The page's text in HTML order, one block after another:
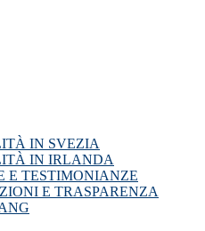
IN SVEZIA
IN IRLANDA
E TESTIMONIANZE
E TRASPARENZA